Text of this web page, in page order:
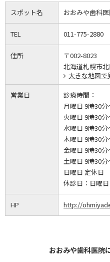
スポット名 おおみや歯科
TEL 011-775-2880
住所
〒002-8023
北海道札幌市
大きな地図で
営業日
診療時間：
月曜日 9時30
火曜日 9時30
水曜日 9時30
木曜日 9時30
金曜日 9時30
土曜日 9時30
日曜日 定休日
休診日： 日曜日
HP http://
おおみや歯科医院